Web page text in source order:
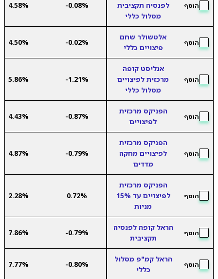
הוסף
לפנסיה תקציבית
מסלול כללי
-0.08%
4.58%
הוסף
אלטשולר שחם
פיצויים כללי
-0.02%
4.50%
הוסף
אנליסט קופה
מרכזית לפיצויים
מסלול כללי
-1.21%
5.86%
הוסף
הפניקס מרכזית
לפיצויים
-0.87%
4.43%
הוסף
הפניקס מרכזית
לפיצויים מחקה
מדדים
-0.79%
4.87%
הוסף
הפניקס מרכזית
לפיצויים עד 15%
מניות
0.72%
2.28%
הוסף
הראל קופה לפנסיה
תקציבית
-0.79%
7.86%
הוסף
הראל קמ"פ מסלול
כללי
-0.80%
7.77%